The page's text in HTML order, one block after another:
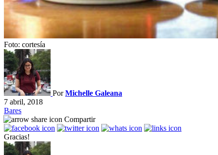
Foto: cortesía
PorMichelle Galeana
7 abril, 2018
Bares
Compartir
Gracias!